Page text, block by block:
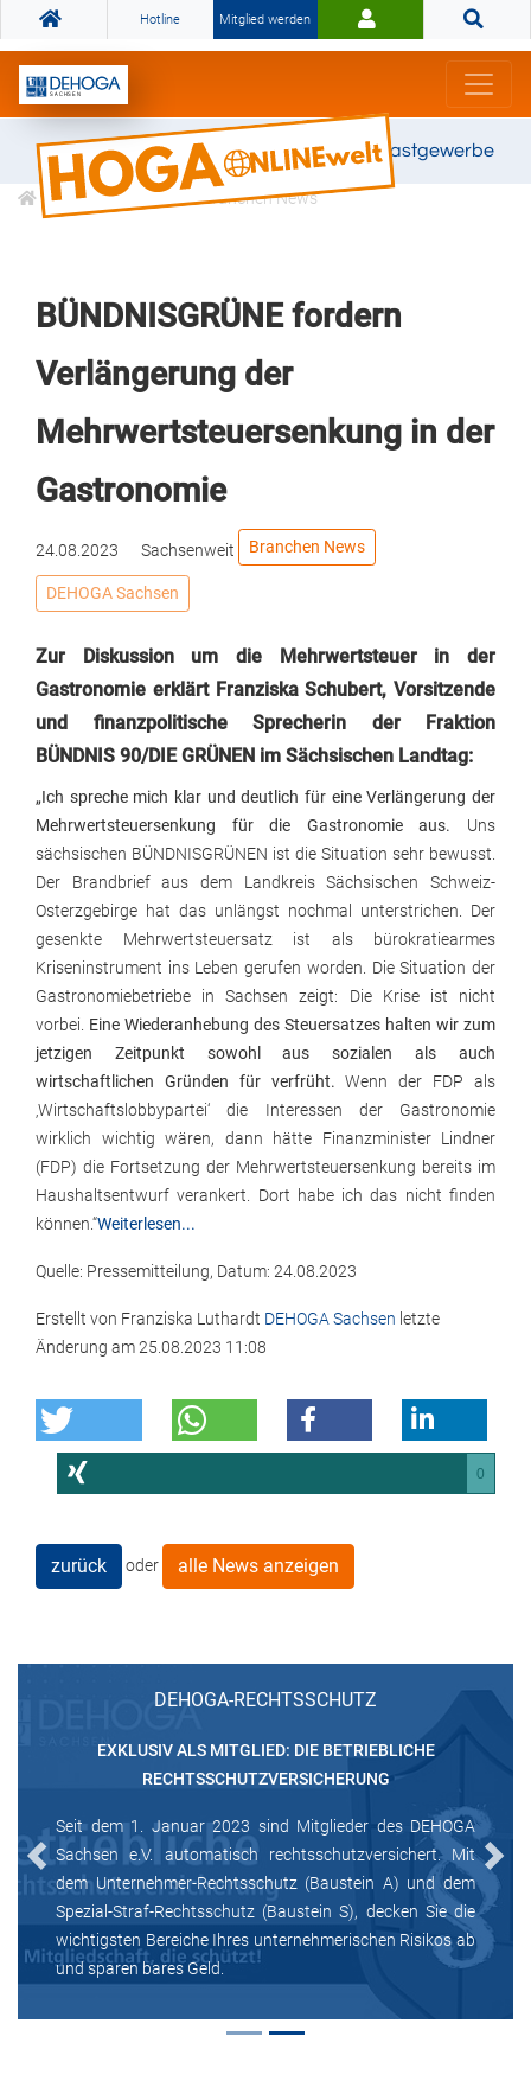
Hotline Mitglied werden
Gemeinsam stark für das Gastgewerbe
Informationen Branchen News
BÜNDNISGRÜNE fordern
Verlängerung der
Mehrwertsteuersenkung in der
Gastronomie
24.08.2023 Sachsenweit Branchen News
DEHOGA Sachsen
Zur Diskussion um die Mehrwertsteuer in der
Gastronomie erklärt Franziska Schubert, Vorsitzende
und finanzpolitische Sprecherin der Fraktion
BÜNDNIS 90/DIE GRÜNEN im Sächsischen Landtag:
„Ich spreche mich klar und deutlich für eine Verlängerung der
Mehrwertsteuersenkung für die Gastronomie aus. Uns
sächsischen BÜNDNISGRÜNEN ist die Situation sehr bewusst.
Der Brandbrief aus dem Landkreis Sächsischen Schweiz-
Osterzgebirge hat das unlängst nochmal unterstrichen. Der
gesenkte Mehrwertsteuersatz ist als bürokratiearmes
Kriseninstrument ins Leben gerufen worden. Die Situation der
Gastronomiebetriebe in Sachsen zeigt: Die Krise ist nicht
vorbei. Eine Wiederanhebung des Steuersatzes halten wir zum
jetzigen Zeitpunkt sowohl aus sozialen als auch
wirtschaftlichen Gründen für verfrüht.Wenn der FDP als
‚Wirtschaftslobbypartei‘ die Interessen der Gastronomie
wirklich wichtig wären, dann hätte Finanzminister Lindner
(FDP) die Fortsetzung der Mehrwertsteuersenkung bereits im
Haushaltsentwurf verankert. Dort habe ich das nicht finden
können.“Weiterlesen...
Quelle: Pressemitteilung, Datum: 24.08.2023
Erstellt von Franziska Luthardt DEHOGA Sachsen letzte
Änderung am25.08.2023 11:08
0
zurück oder alle News anzeigen
DEHOGA-RECHTSSCHUTZ
EXKLUSIV ALS MITGLIED: DIE BETRIEBLICHE
RECHTSSCHUTZVERSICHERUNG
Seit dem 1. Januar 2023 sind Mitglieder des DEHOGA
Sachsen e.V. automatisch rechtsschutzversichert. Mit
dem Unternehmer-Rechtsschutz (Baustein A) und dem
Spezial-Straf-Rechtsschutz (Baustein S), decken Sie die
wichtigsten Bereiche Ihres unternehmerischen Risikos ab
und sparen bares Geld.
Previous Next